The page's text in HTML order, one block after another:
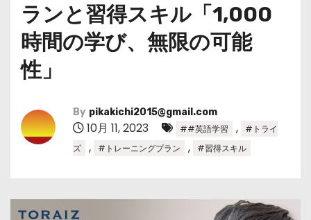
ランと習得スキル「1,000
時間の学び、無限の可能
性」
By pikakichi2015@gmail.com
10月 11, 2023 ##英語学習 ,
#トライ
ズ
, #トレーニングプラン , #習得スキル